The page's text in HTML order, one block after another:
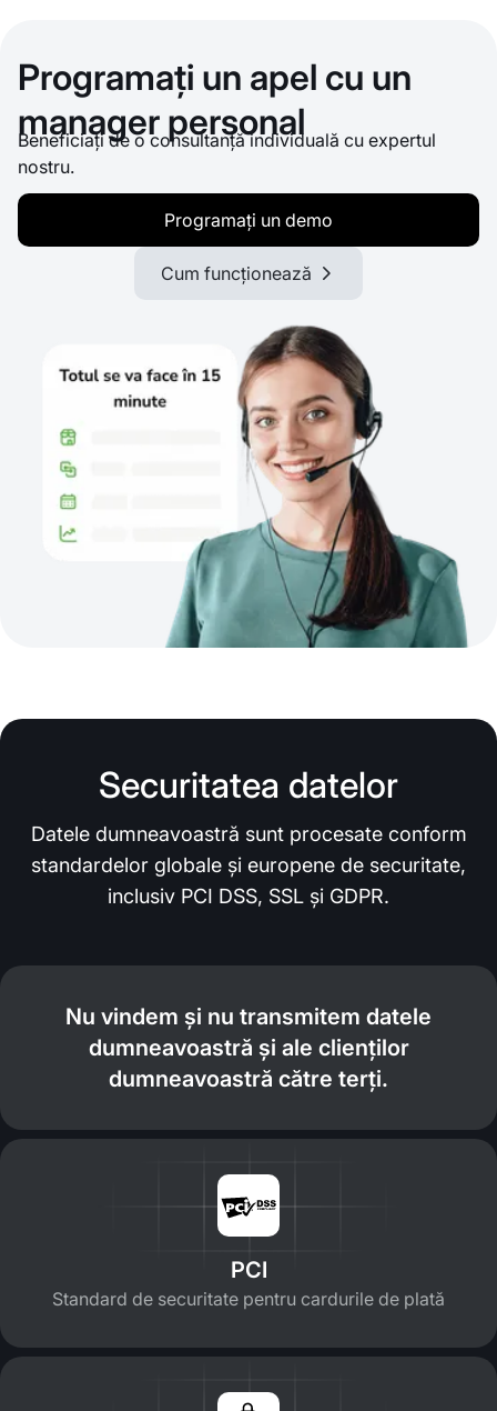
Programați un apel cu un
manager personal
Beneficiați de o consultanță individuală cu expertul
nostru.
Programați un demo
Cum funcționează
Securitatea datelor
Datele dumneavoastră sunt procesate conform
standardelor globale și europene de securitate,
inclusiv PCI DSS, SSL și GDPR.
Nu vindem și nu transmitem datele
dumneavoastră și ale clienților
dumneavoastră către terți.
PCI
Standard de securitate pentru cardurile de plată